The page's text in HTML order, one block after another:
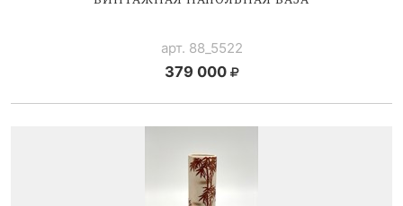
арт. 88_5522
379 000